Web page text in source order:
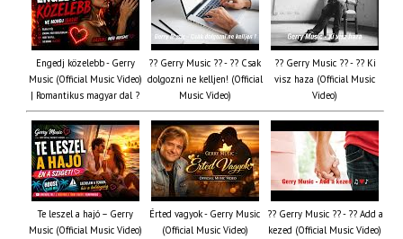
Engedj közelebb - Gerry
Music (Official Music Video)
| Romantikus magyar dal ?
?? Gerry Music ?? - ?? Csak
dolgozni ne kelljen! (Official
Music Video)
?? Gerry Music ?? - ?? Ki
visz haza (Official Music
Video)
Te leszel a hajó – Gerry
Music (Official Music Video)
Érted vagyok - Gerry Music
(Official Music Video)
?? Gerry Music ?? - ?? Add a
kezed (Official Music Video)